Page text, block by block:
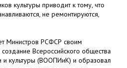
культуры приводит к тому, что
не ремонтируются,
Министров РСФСР своим
Всероссийского общества
и культуры (ВООПИиК) и образовал